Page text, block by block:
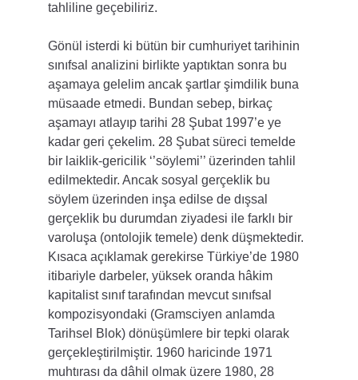
tahliline geçebiliriz.
Gönül isterdi ki bütün bir cumhuriyet tarihinin
sınıfsal analizini birlikte yaptıktan sonra bu
aşamaya gelelim ancak şartlar şimdilik buna
müsaade etmedi. Bundan sebep, birkaç
aşamayı atlayıp tarihi 28 Şubat 1997’e ye
kadar geri çekelim. 28 Şubat süreci temelde
bir laiklik-gericilik ‘’söylemi’’ üzerinden tahlil
edilmektedir. Ancak sosyal gerçeklik bu
söylem üzerinden inşa edilse de dışsal
gerçeklik bu durumdan ziyadesi ile farklı bir
varoluşa (ontolojik temele) denk düşmektedir.
Kısaca açıklamak gerekirse Türkiye’de 1980
itibariyle darbeler, yüksek oranda hâkim
kapitalist sınıf tarafından mevcut sınıfsal
kompozisyondaki (Gramsciyen anlamda
Tarihsel Blok) dönüşümlere bir tepki olarak
gerçekleştirilmiştir. 1960 haricinde 1971
muhtırası da dâhil olmak üzere 1980, 28